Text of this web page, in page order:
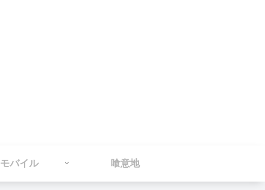
モバイル 喰意地